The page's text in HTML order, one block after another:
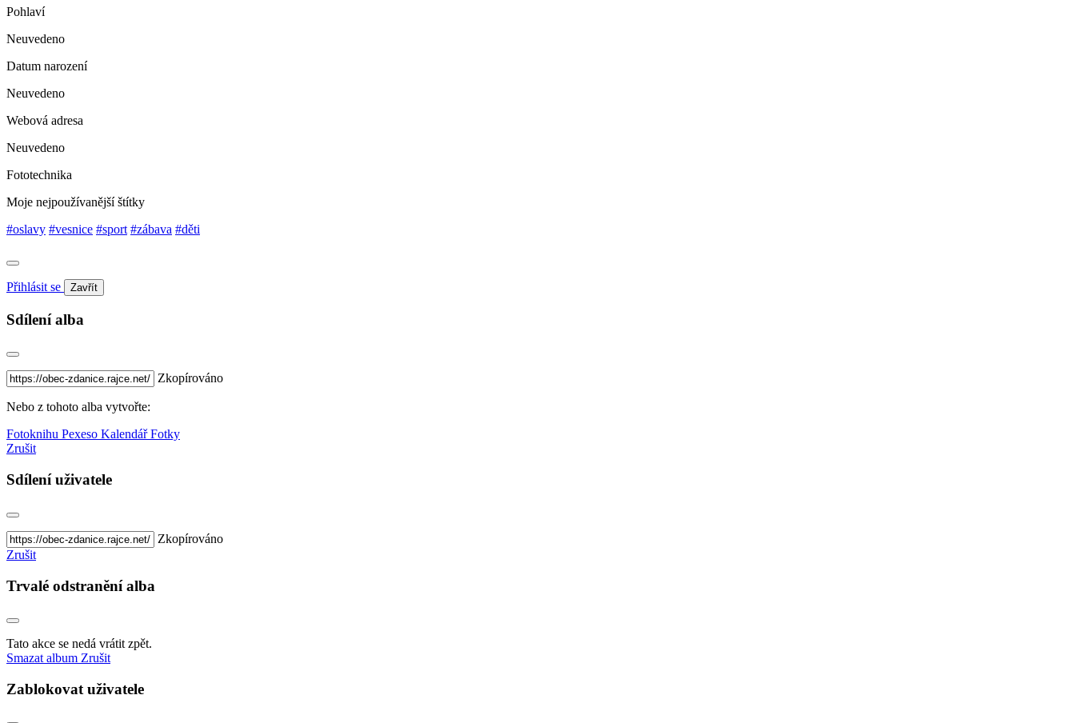
Pohlaví
Neuvedeno
Datum narození
Neuvedeno
Webová adresa
Neuvedeno
Fototechnika
Moje nejpoužívanější štítky
#oslavy #vesnice #sport #zábava #děti
Přihlásit se Zavřít
Sdílení alba
Zkopírováno
Nebo z tohoto alba vytvořte:
Fotoknihu Pexeso KalendářFotky
Zrušit
Sdílení uživatele
Zkopírováno
Zrušit
Trvalé odstranění alba
Tato akce se nedá vrátit zpět.
Smazat album Zrušit
Zablokovat uživatele